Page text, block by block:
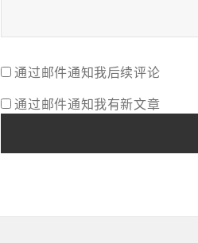
通过邮件通知我后续评论
通过邮件通知我有新文章